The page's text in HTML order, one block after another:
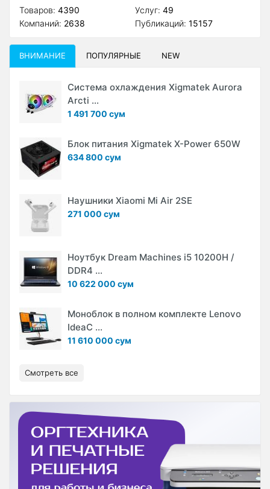
Товаров: 4390
Компаний: 2638
Услуг: 49
Публикаций: 15157
ВНИМАНИЕ ПОПУЛЯРНЫЕ NEW
Система охлаждения Xigmatek Aurora
Arcti ...
1 491 700 сум
Блок питания Xigmatek X-Power 650W
634 800 сум
Наушники Xiaomi Mi Air 2SE
271 000 сум
Ноутбук Dream Machines i5 10200H /
DDR4 ...
10 622 000 сум
Моноблок в полном комплекте Lenovo
IdeaC ...
11 610 000 сум
Смотреть все